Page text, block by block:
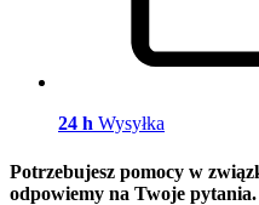
24 h Wysyłka
Potrzebujesz pomocy w
odpowiemy na Twoje pytania.